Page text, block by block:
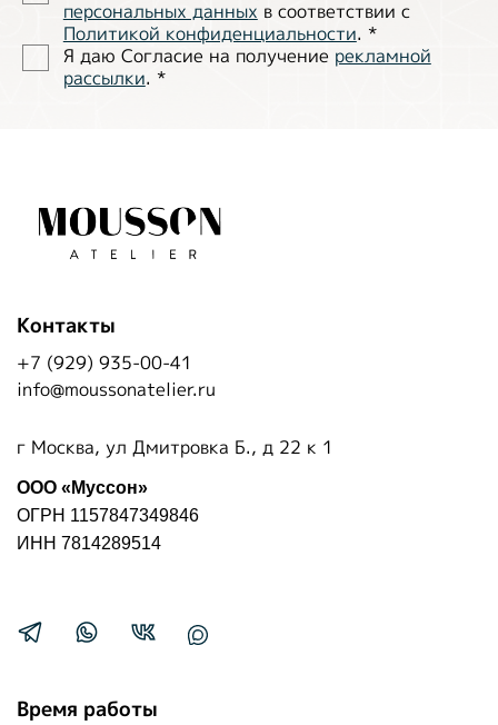
персональных данных в соответствии с
Политиĸой ĸонфиденциальности. *
Я даю Согласие на получение рекламной
рассылки. *
Время работы
Контакты
+7 (929) 935-00-41
info@moussonatelier.ru
г Москва, ул Дмитровка Б., д 22 к 1
ООО «Муссон»
ОГРН 1157847349846
ИНН 7814289514